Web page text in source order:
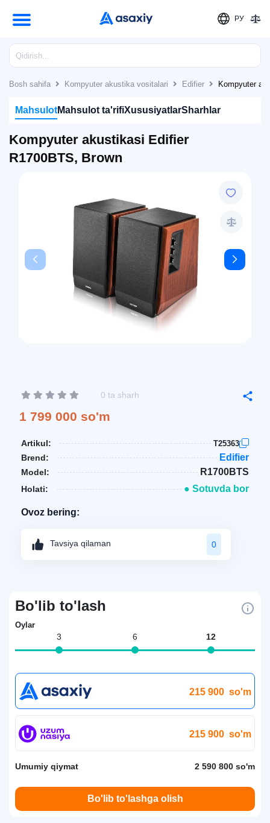
РУ
Bosh sahifa Kompyuter akustika vositalari Edifier Kompyuter
MahsulotMahsulot ta'rifiXususiyatlarSharhlar
Kompyuter akustikasi Edifier
R1700BTS, Brown
0 ta sharh
1 799 000 so'm
Artikul: T25363
Brend: Edifier
Model: R1700BTS
Holati: ● Sotuvda bor
Ovoz bering:
Tavsiya qilaman 0
Bo'lib to'lash
Oylar
3 6 12
215 900 so'm
215 900 so'm
Umumiy qiymat 2 590 800 so'm
Bo'lib to'lashga olish